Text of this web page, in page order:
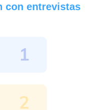
con entrevistas